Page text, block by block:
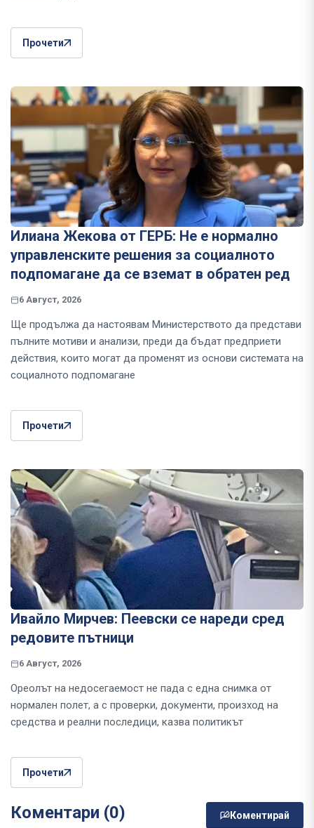
Прочети
Илиана Жекова от ГЕРБ: Не е нормално
управленските решения за социалното
подпомагане да се вземат в обратен ред
6 Август, 2026
Ще продължа да настоявам Министерството да представи
пълните мотиви и анализи, преди да бъдат предприети
действия, които могат да променят из основи системата на
социалното подпомагане
Прочети
Ивайло Мирчев: Пеевски се нареди сред
редовите пътници
6 Август, 2026
Ореолът на недосегаемост не пада с една снимка от
нормален полет, а с проверки, документи, произход на
средства и реални последици, казва политикът
Прочети
Коментари (0) Коментирай